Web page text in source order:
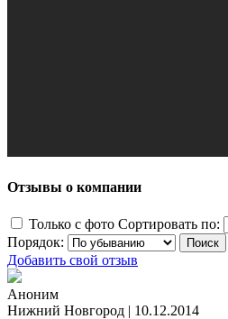
Отзывы о компании
Только с фото Сортировать по:
Порядок:
Добавить свой отзыв
Аноним
Нижний Новгород | 10.12.2014